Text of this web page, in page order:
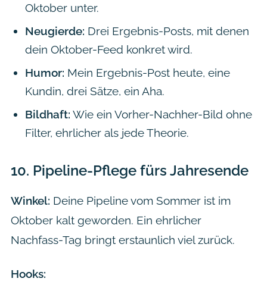
Oktober unter.
Neugierde: Drei Ergebnis-Posts, mit denen
dein Oktober-Feed konkret wird.
Humor: Mein Ergebnis-Post heute, eine
Kundin, drei Sätze, ein Aha.
Bildhaft: Wie ein Vorher-Nachher-Bild ohne
Filter, ehrlicher als jede Theorie.
10. Pipeline-Pflege fürs Jahresende
Winkel: Deine Pipeline vom Sommer ist im
Oktober kalt geworden. Ein ehrlicher
Nachfass-Tag bringt erstaunlich viel zurück.
Hooks: